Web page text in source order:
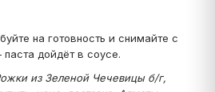
на готовность и снимайте с
дойдёт в соусе.
из Зеленой Чечевицы б/г,